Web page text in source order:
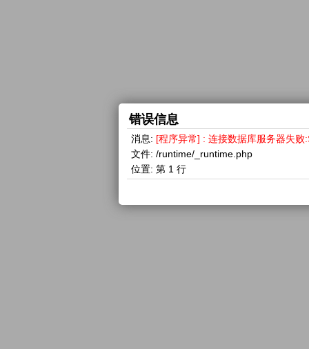
错误信息
消息: [程序异常] : 连接数据库服务器失
文件: /runtime/_runtime.php
位置: 第 1 行